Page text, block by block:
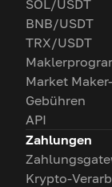
SOL/USDT
BNB/USDT
TRX/USDT
Market
Gebühren
API
Zahlungen
Krypto-